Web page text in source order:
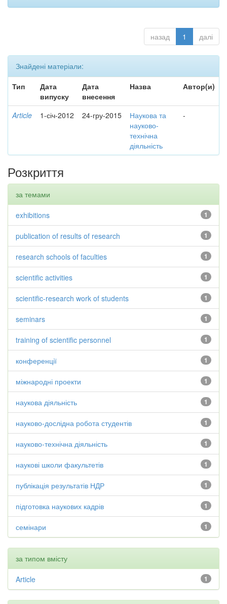
назад 1 далі
Знайдені матеріали:
Тип
Дата
випуску
Дата
внесення
Назва Автор(и)
Article 1-січ-2012 24-гру-2015
Наукова та
науково-
технічна
діяльність
-
Розкриття
за темами
1
exhibitions
1
publication of results of research
1
research schools of faculties
1
scientific activities
1
scientific-research work of students
1
seminars
1
training of scientific personnel
1
конференції
1
міжнародні проекти
1
наукова діяльність
1
науково-дослідна робота студентів
1
науково-технічна діяльність
1
наукові школи факультетів
1
публікація результатів НДР
1
підготовка наукових кадрів
1
семінари
за типом вмісту
1
Article